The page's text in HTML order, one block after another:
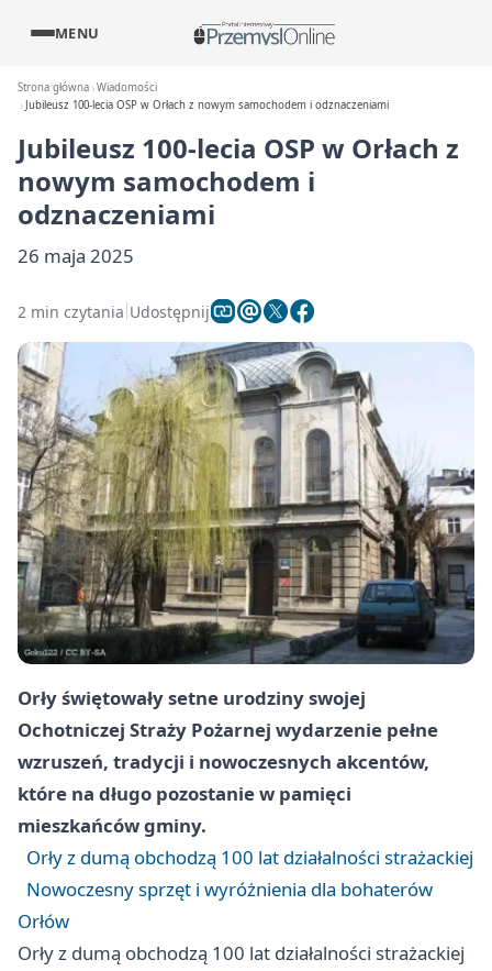
MENU
Strona główna Wiadomości
Jubileusz 100-lecia OSP w Orłach z nowym samochodem i odznaczeniami
Jubileusz 100-lecia OSP w Orłach z
nowym samochodem i
odznaczeniami
26 maja 2025
2 min czytania Udostępnij
Orły świętowały setne urodziny swojej
Ochotniczej Straży Pożarnej wydarzenie pełne
wzruszeń, tradycji i nowoczesnych akcentów,
które na długo pozostanie w pamięci
mieszkańców gminy.
Orły z dumą obchodzą 100 lat działalności strażackiej
Nowoczesny sprzęt i wyróżnienia dla bohaterów
Orłów
Orły z dumą obchodzą 100 lat działalności strażackiej